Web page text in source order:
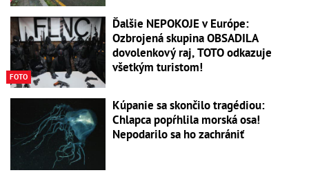
FOTO
Ďalšie NEPOKOJE v Európe:
Ozbrojená skupina OBSADILA
dovolenkový raj, TOTO odkazuje
všetkým turistom!
Kúpanie sa skončilo tragédiou:
Chlapca popŕhlila morská osa!
Nepodarilo sa ho zachrániť